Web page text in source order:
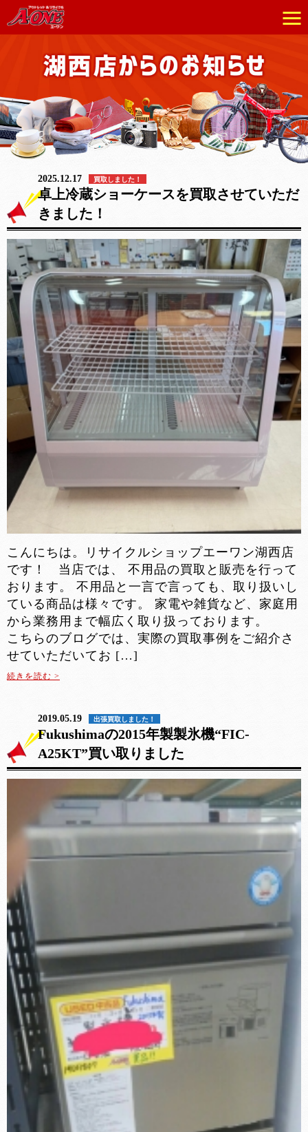
2025.12.17 買取しました！
卓上冷蔵ショーケースを買取させていただ
きました！
こんにちは。リサイクルショップエーワン湖西店
です！ 当店では、 不用品の買取と販売を行って
おります。 不用品と一言で言っても、取り扱いし
ている商品は様々です。 家電や雑貨など、家庭用
から業務用まで幅広く取り扱っております。
こちらのブログでは、実際の買取事例をご紹介さ
せていただいてお […]
続きを読む >
2019.05.19 出張買取しました！
Fukushimaの2015年製製氷機“FIC-
A25KT”買い取りました